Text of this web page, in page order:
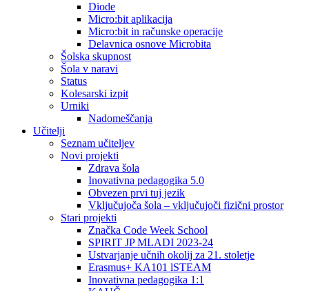
Diode
Micro:bit aplikacija
Micro:bit in računske operacije
Delavnica osnove Microbita
Šolska skupnost
Šola v naravi
Status
Kolesarski izpit
Urniki
Nadomeščanja
Učitelji
Seznam učiteljev
Novi projekti
Zdrava šola
Inovativna pedagogika 5.0
Obvezen prvi tuj jezik
Vključujoča šola – vključujoči fizični prostor
Stari projekti
Značka Code Week School
SPIRIT JP MLADI 2023-24
Ustvarjanje učnih okolij za 21. stoletje
Erasmus+ KA101 lSTEAM
Inovativna pedagogika 1:1